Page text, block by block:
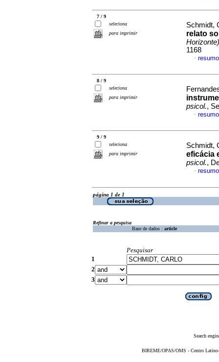
7 / 9
seleciona
para imprimir
Schmidt,
relato
Horizonte)
1168
·
8 / 9
seleciona
para imprimir
psicol.,
·
9 / 9
seleciona
para imprimir
Schmidt,
eficácia
psicol.,
·
página 1 de 1
Refinar a pesquisa
Base de dados : article
Pesquisar
1
2
3
Search
BIREME/OPAS/OMS - Centro Latino-